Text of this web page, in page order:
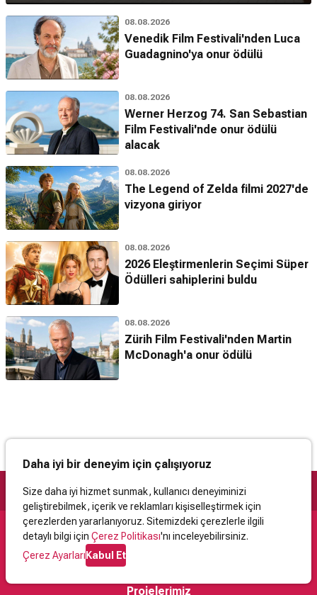
08.08.2026
Venedik Film Festivali'nden Luca
Guadagnino'ya onur ödülü
08.08.2026
Werner Herzog 74. San Sebastian
Film Festivali'nde onur ödülü
alacak
08.08.2026
The Legend of Zelda filmi 2027'de
vizyona giriyor
08.08.2026
2026 Eleştirmenlerin Seçimi Süper
Ödülleri sahiplerini buldu
08.08.2026
Zürih Film Festivali'nden Martin
McDonagh'a onur ödülü
Daha iyi bir deneyim için çalışıyoruz
Size daha iyi hizmet sunmak, kullanıcı deneyiminizi
geliştirebilmek, içerik ve reklamları kişiselleştirmek için
çerezlerden yararlanıyoruz. Sitemizdeki çerezlerle ilgili
detaylı bilgi için Çerez Politikası'nı inceleyebilirsiniz.
Çerez AyarlarıKabul Et
Destek
İletişimYardımKullanıcı Sözleşmesi
Projelerimiz